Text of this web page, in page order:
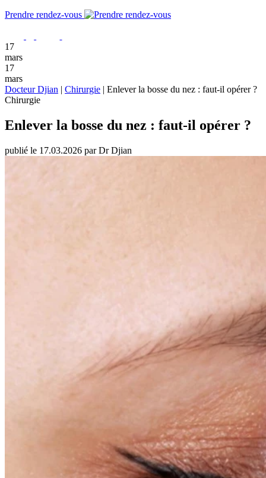
Prendre rendez-vous
17
mars
17
mars
Docteur Djian | Chirurgie | Enlever la bosse du nez : faut-il opérer ?
Chirurgie
Enlever la bosse du nez : faut-il opérer ?
publié le 17.03.2026 par Dr Djian